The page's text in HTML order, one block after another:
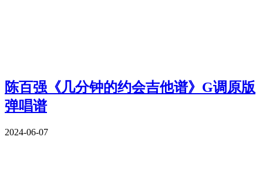
陈百强《几分钟的约会吉他谱》G调原版
弹唱谱
2024-06-07